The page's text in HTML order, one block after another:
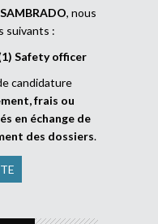
SAMBRADO, nous
suivants :
Safety officer
candidature
frais ou
en échange de
des dossiers.